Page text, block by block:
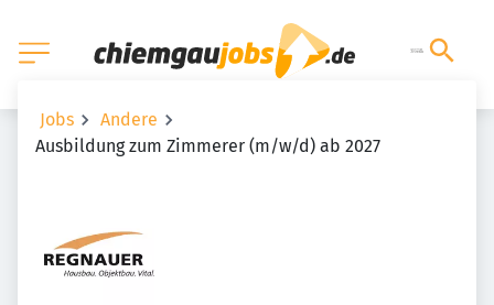
Jobs
Andere
Ausbildung zum Zimmerer (m/w/d) ab 2027